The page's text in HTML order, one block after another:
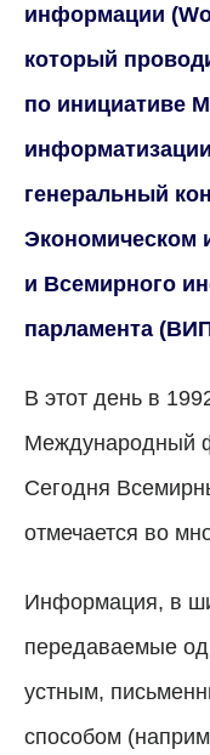
информации
который
по инициативе
генеральный
Экономическом
и Всемирного
парламента
В этот день в
Международный
Сегодня
отмечается во
Информация, в
передаваемые
устным,
способом